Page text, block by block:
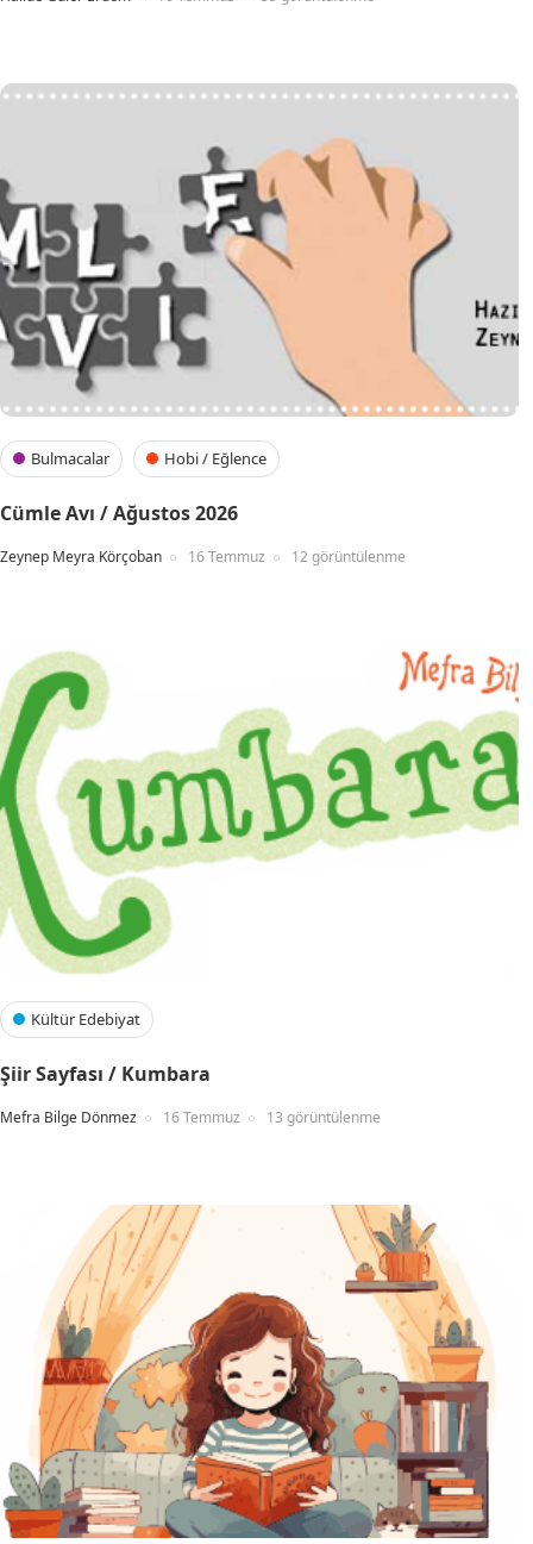
Bulmacalar Hobi / Eğlence
Cümle Avı / Ağustos 2026
Zeynep Meyra Körçoban 16 Temmuz 12 görüntülenme
Kültür Edebiyat
Şiir Sayfası / Kumbara
Mefra Bilge Dönmez 16 Temmuz 13 görüntülenme